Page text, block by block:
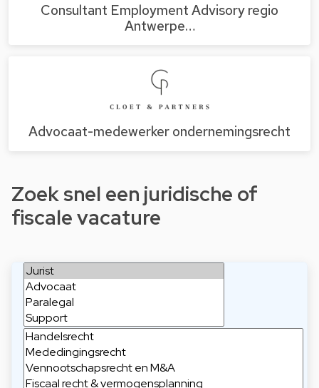
Consultant Employment Advisory regio
Antwerpe…
Advocaat-medewerker ondernemingsrecht
Zoek snel een juridische of
fiscale vacature